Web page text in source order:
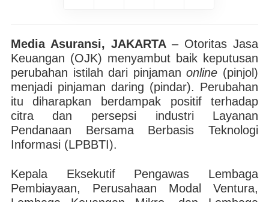
Media Asuransi, JAKARTA– Otoritas Jasa
Keuangan (OJK) menyambut baik keputusan
perubahan istilah dari pinjamanonline (pinjol)
menjadi pinjaman daring (pindar). Perubahan
itu diharapkan berdampak positif terhadap
citra dan persepsi industri Layanan
Pendanaan Bersama Berbasis Teknologi
Informasi (LPBBTI).
Kepala Eksekutif Pengawas Lembaga
Pembiayaan, Perusahaan Modal Ventura,